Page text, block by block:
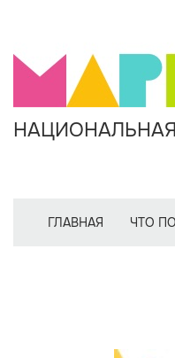
ГЛАВНАЯ ЧТО